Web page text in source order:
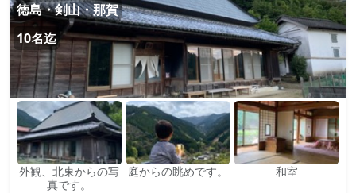
徳島・剣山・那賀
10名迄
外観、北東からの写
真です。
庭からの眺めです。 和室